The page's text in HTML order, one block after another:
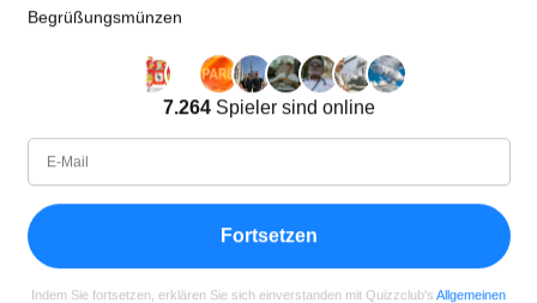
Auf Grammatik auch ("des Romans")!
Fragen
Begrüßungsmünzen
7.264Spieler sind online
Fortsetzen
Indem Sie fortsetzen, erklären Sie sich einverstanden mit Quizzclub's Allgemeinen